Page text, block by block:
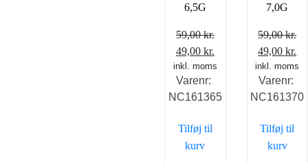
6,5G
59,00kr.
Den
oprindelige
pris
var:
49,00 kr.
aktuelle
er:
inkl. moms
Varenr:
NC161365
Tilføj til
kurv
7,0G
59,00kr.
Den
pris
var:
49,00kr.
er:
inkl. moms
Varenr:
NC161370
Tilføj til
kurv